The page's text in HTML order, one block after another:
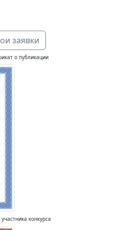
заявки
о публикации
конкурса